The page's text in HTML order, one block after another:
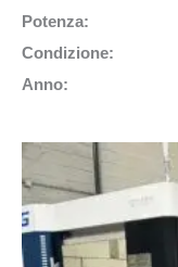
Potenza:
Condizione:
Anno: